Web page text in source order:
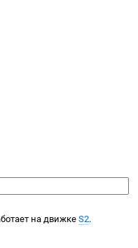
на движкеS2.